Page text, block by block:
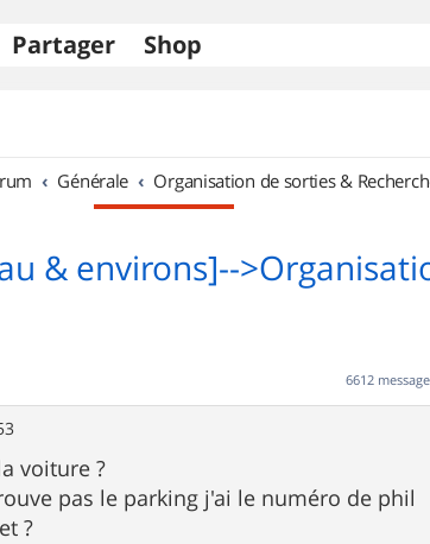
Partager Shop
Générale Organisation de sorties &
& environs]--
6612
voiture ?
pas le parking j'ai le numéro de phil
?